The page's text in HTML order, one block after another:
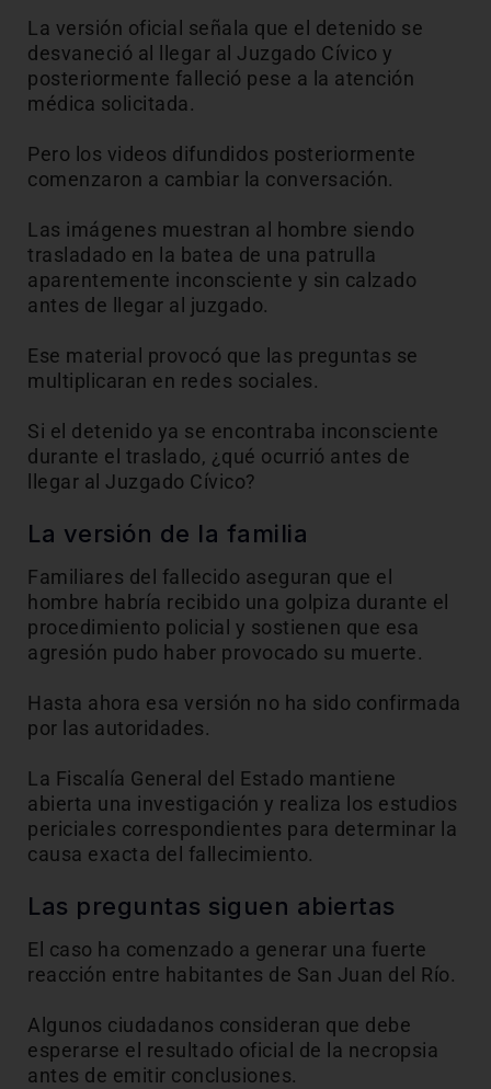
La versión oficial señala que el detenido se
desvaneció al llegar al Juzgado Cívico y
posteriormente falleció pese a la atención
médica solicitada.
Pero los videos difundidos posteriormente
comenzaron a cambiar la conversación.
Las imágenes muestran al hombre siendo
trasladado en la batea de una patrulla
aparentemente inconsciente y sin calzado
antes de llegar al juzgado.
Ese material provocó que las preguntas se
multiplicaran en redes sociales.
Si el detenido ya se encontraba inconsciente
durante el traslado, ¿qué ocurrió antes de
llegar al Juzgado Cívico?
La versión de la familia
Familiares del fallecido aseguran que el
hombre habría recibido una golpiza durante el
procedimiento policial y sostienen que esa
agresión pudo haber provocado su muerte.
Hasta ahora esa versión no ha sido confirmada
por las autoridades.
La Fiscalía General del Estado mantiene
abierta una investigación y realiza los estudios
periciales correspondientes para determinar la
causa exacta del fallecimiento.
Las preguntas siguen abiertas
El caso ha comenzado a generar una fuerte
reacción entre habitantes de San Juan del Río.
Algunos ciudadanos consideran que debe
esperarse el resultado oficial de la necropsia
antes de emitir conclusiones.